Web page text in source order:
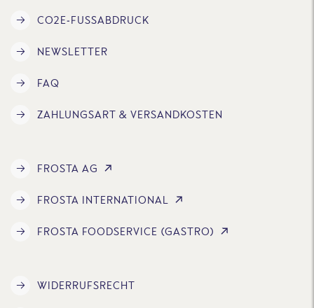
CO2E-FUSSABDRUCK
NEWSLETTER
FAQ
ZAHLUNGSART & VERSANDKOSTEN
FROSTA AG
FROSTA INTERNATIONAL
FROSTA FOODSERVICE (GASTRO)
WIDERRUFSRECHT